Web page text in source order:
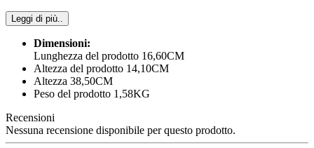
Leggi di più..
Dimensioni:
Lunghezza del prodotto 16,60CM
Altezza del prodotto 14,10CM
Altezza 38,50CM
Peso del prodotto 1,58KG
Recensioni
Nessuna recensione disponibile per questo prodotto.